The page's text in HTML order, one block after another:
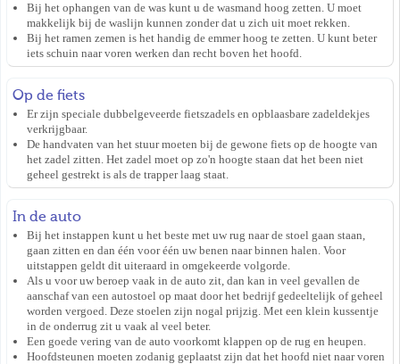
Bij het ophangen van de was kunt u de wasmand hoog zetten. U moet
makkelijk bij de waslijn kunnen zonder dat u zich uit moet rekken.
Bij het ramen zemen is het handig de emmer hoog te zetten. U kunt beter
iets schuin naar voren werken dan recht boven het hoofd.
Op de fiets
Er zijn speciale dubbelgeveerde fietszadels en opblaasbare zadeldekjes
verkrijgbaar.
De handvaten van het stuur moeten bij de gewone fiets op de hoogte van
het zadel zitten. Het zadel moet op zo'n hoogte staan dat het been niet
geheel gestrekt is als de trapper laag staat.
In de auto
Bij het instappen kunt u het beste met uw rug naar de stoel gaan staan,
gaan zitten en dan één voor één uw benen naar binnen halen. Voor
uitstappen geldt dit uiteraard in omgekeerde volgorde.
Als u voor uw beroep vaak in de auto zit, dan kan in veel gevallen de
aanschaf van een autostoel op maat door het bedrijf gedeeltelijk of geheel
worden vergoed. Deze stoelen zijn nogal prijzig. Met een klein kussentje
in de onderrug zit u vaak al veel beter.
Een goede vering van de auto voorkomt klappen op de rug en heupen.
Hoofdsteunen moeten zodanig geplaatst zijn dat het hoofd niet naar voren